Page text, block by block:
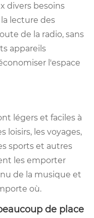
divers besoins
lecture des
de la radio, sans
appareils
l'espace
légers et faciles à
loisirs, les voyages,
sports et autres
les emporter
de la musique et
où.
de place